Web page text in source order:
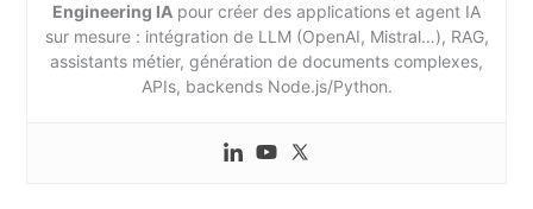
Engineering IA pour créer des applications et agent IA
sur mesure : intégration de LLM (OpenAI, Mistral…), RAG,
assistants métier, génération de documents complexes,
APIs, backends Node.js/Python.